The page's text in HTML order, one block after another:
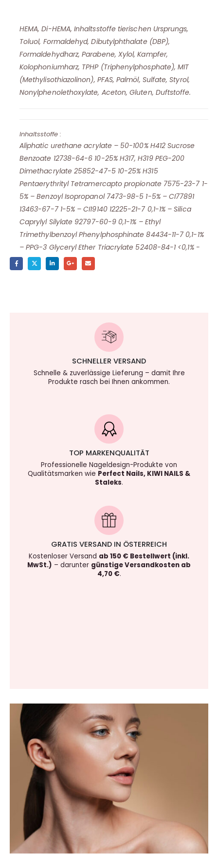
HEMA, Di-HEMA, Inhaltsstoffe tierischen Ursprungs,
Toluol, Formaldehyd, Dibutylphthalate (DBP),
Formaldehydharz, Parabene, Xylol, Kampfer,
Kolophoniumharz, TPHP (Triphenylphosphate), MIT
(Methylisothiazolinon), PFAS, Palmöl, Sulfate, Styrol,
Nonylphenolethoxylate, Aceton, Gluten, Duftstoffe.
Inhaltsstoffe :
Aliphatic urethane acrylate – 50-100% H412 Sucrose
Benzoate 12738-64-6 10-25% H317, H319 PEG-200
Dimethacrylate 25852-47-5 10-25% H315
Pentaerythrityl Tetramercapto propionate 7575-23-7 1-
5% – Benzoyl Isopropanol 7473-98-5 1-5% – CI77891
13463-67-7 1-5% – CI19140 12225-21-7 0,1-1% – Silica
Caprylyl Silylate 92797-60-9 0,1-1% – Ethyl
Trimethylbenzoyl Phenylphosphinate 84434-11-7 0,1-1%
– PPG-3 Glyceryl Ether Triacrylate 52408-84-1 <0,1% -
SCHNELLER VERSAND
Schnelle & zuverlässige Lieferung – damit Ihre
Produkte rasch bei Ihnen ankommen.
TOP MARKENQUALITÄT
Professionelle Nageldesign-Produkte von
Qualitätsmarken wie Perfect Nails, KIWI NAILS &
Staleks.
GRATIS VERSAND IN ÖSTERREICH
Kostenloser Versand ab 150 € Bestellwert (inkl.
MwSt.) – darunter günstige Versandkosten ab
4,70 €.